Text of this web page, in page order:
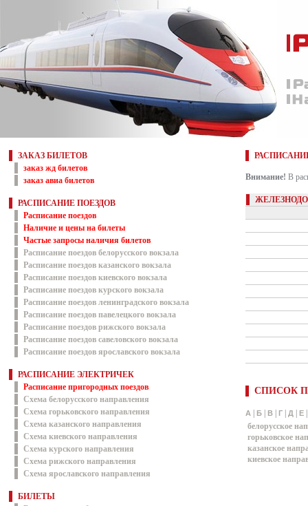
ЗАКАЗ БИЛЕТОВ
заказ жд билетов
заказ авиа билетов
РАСПИСАНИЕ ПОЕЗДОВ
Расписание поездов
Наличие и цены на билеты
Частые запросы наличия билетов
Расписание поездов белорусского вокзала
Расписание поездов казанского вокзала
Расписание поездов киевского вокзала
Расписание поездов курского вокзала
Расписание поездов ленинградского вокзала
Расписание поездов павелецкого вокзала
Расписание поездов рижского вокзала
Расписание поездов савеловского вокзала
Расписание поездов ярославского вокзала
РАСПИСАНИЕ ЭЛЕКТРИЧЕК
Расписание пригородных поездов
Схема белорусского направления
Схема горьковского направления
Схема казанского направления
Схема киевского направления
Схема курского направления
Схема рижского направления
Схема ярославского направления
БИЛЕТЫ
Внимание! В
СПИСОК
А Б В Г Д Е
белорусское
горьковское
казанское
киевское